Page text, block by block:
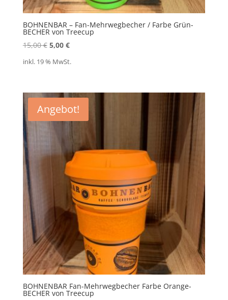
BOHNENBAR – Fan-Mehrwegbecher / Farbe Grün-
BECHER von Treecup
15,00€ Ursprünglicher
5,00 €Aktueller
inkl. 19 % MwSt.
Angebot!
BOHNENBAR Fan-Mehrwegbecher Farbe Orange-
BECHER von Treecup